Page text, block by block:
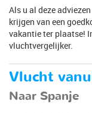
Als u al deze
krijgen van een
vakantie ter plaatse!
vluchtvergelijker.
Vlucht
Naar Spanje